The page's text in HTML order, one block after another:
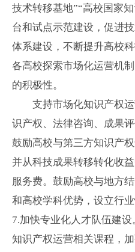
技术转移基地”“高校国家
台和试点示范建设，促进
体系建设，不断提升高校
各高校探索市场化运营机
的积极性。
支持市场化知识产权运
识产权、法律咨询、成果
鼓励高校与第三方知识产
并从科技成果转移转化收
服务费。鼓励高校与地方
和高校学科优势，设立行
7.加快专业化人才队伍建
知识产权运营相关课程，